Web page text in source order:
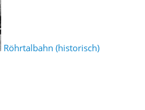
Röhrtalbahn (historisch)